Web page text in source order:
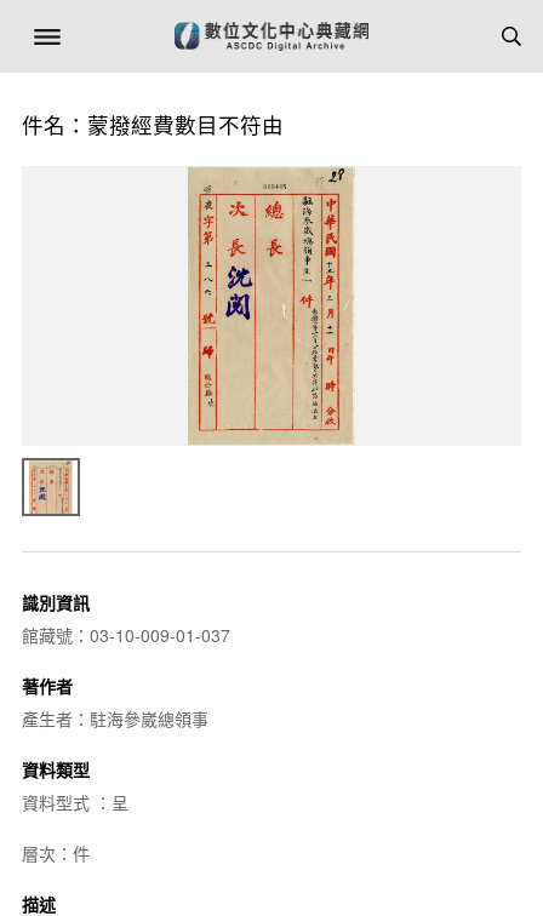
件名：蒙撥經費數目不符由
識別資訊
館藏號：03-10-009-01-037
著作者
產生者：駐海參崴總領事
資料類型
資料型式 ：呈
層次：件
描述